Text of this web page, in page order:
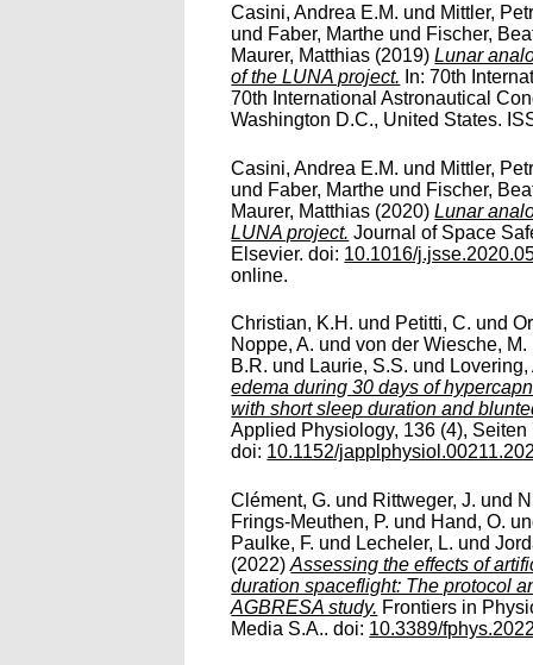
Casini, Andrea E.M. und Mittler,
und Faber, Marthe und Fischer,
Maurer, Matthias (2019)Lunar
of the LUNA project. In: 70th
70th International Astronautical
Washington D.C., United States.
Casini, Andrea E.M. und Mittler,
und Faber, Marthe und Fischer,
Maurer, Matthias (2020)Lunar
LUNA project. Journal of Space
Elsevier. doi: 10.1016/
online.
Christian, K.H. und Petitti, C. und
Noppe, A. undvon der Wiesche, M.
B.R. und Laurie, S.S. und Lovering,
edema during 30 days of
with short sleep duration and
Applied Physiology, 136 (4),
doi: 10.1152/
Clément, G. und Rittweger, J. und
Frings-Meuthen, P. und Hand, O.
Paulke, F. und Lecheler, L. und
(2022)Assessing the effects of
duration spaceflight: The protocol
AGBRESA study. Frontiers in
Media S.A.. doi: 10.3389/